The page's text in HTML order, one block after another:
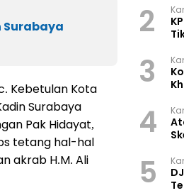
Surabaya
Kebetulan Kota
Surabaya
Pak Hidayat,
tetang hal-hal
akrab H.M. Ali
2
3
4
5